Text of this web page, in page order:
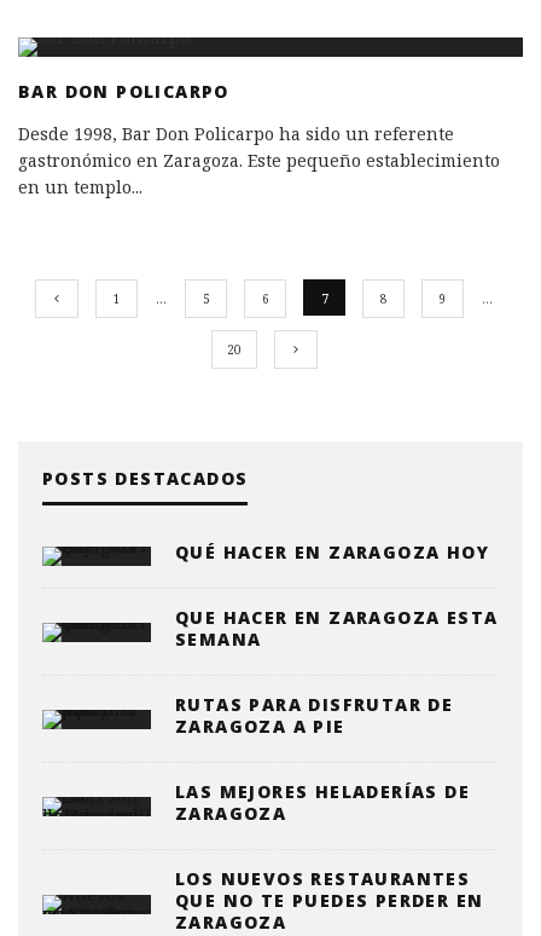
BAR DON POLICARPO
Desde 1998, Bar Don Policarpo ha sido un referente
gastronómico en Zaragoza. Este pequeño establecimiento
en un templo...
1 … 5 6 7 8 9 …
20
POSTS DESTACADOS
QUÉ HACER EN ZARAGOZA HOY
QUE HACER EN ZARAGOZA ESTA
SEMANA
RUTAS PARA DISFRUTAR DE
ZARAGOZA A PIE
LAS MEJORES HELADERÍAS DE
ZARAGOZA
LOS NUEVOS RESTAURANTES
QUE NO TE PUEDES PERDER EN
ZARAGOZA